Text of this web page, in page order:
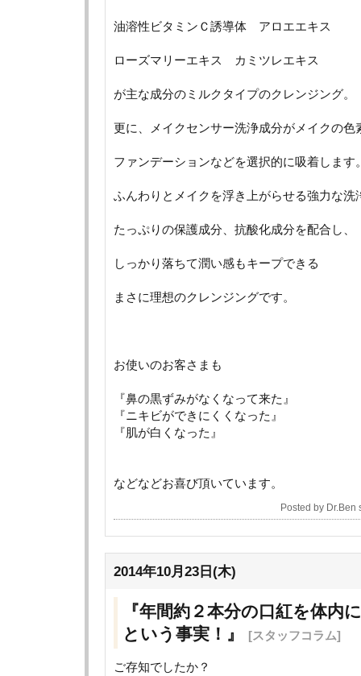
油溶性ビタミンＣ誘導体 アロエエキス
ローズマリーエキス カミツレエキス
が主な成分のミルクタイプのクレンジング。
更に、メイクセンサー洗浄成分がメイクの色
ファンデーションなどを選択的に吸着します
ふんわりとメイクを浮き上がらせる強力な洗
たっぷりの保護成分、抗酸化成分を配合し、
しっかり落ちて潤い感もキープできる
まさに理想のクレンジングです。
お使いのお客さまも
『鼻の黒ずみがなくなって来た』
『ニキビができにくくなった』
『肌が白くなった』
などなどお喜び頂いています。
Posted by
2014年10月23日(木)
『年間約２本分の口紅を体内
という事実！』
[スタッフコラム]
ご存知でしたか？